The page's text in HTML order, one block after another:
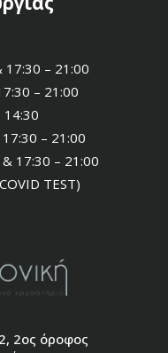
17:30 – 21:00
– 21:00
– 21:00
17:30 – 21:00
TEST)
2ος όροφος